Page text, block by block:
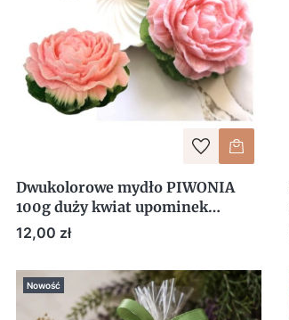
Dwukolorowe mydło PIWONIA
100g duży kwiat upominek
prezent NA DZIEŃ KOBIET
Cena
12,00 zł
Nowość